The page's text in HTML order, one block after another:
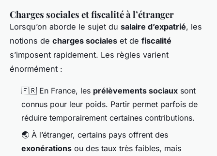
Charges sociales et fiscalité à l’étranger
Lorsqu’on aborde le sujet du salaire d’expatrié, les
notions de charges sociales et de fiscalité
s’imposent rapidement. Les règles varient
énormément :
🇫🇷 En France, les prélèvements sociaux sont
connus pour leur poids. Partir permet parfois de
réduire temporairement certaines contributions.
🌏 À l’étranger, certains pays offrent des
exonérations ou des taux très faibles, mais